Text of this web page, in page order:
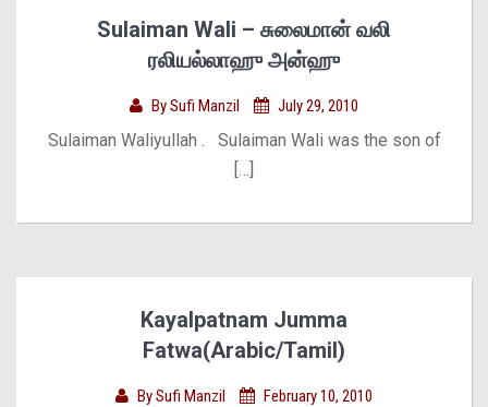
Sulaiman Wali – சுலைமான் வலி
ரலியல்லாஹு அன்ஹு
BySufi Manzil July 29, 2010
Sulaiman Waliyullah . Sulaiman Wali was the son of
[…]
Kayalpatnam Jumma
Fatwa(Arabic/Tamil)
BySufi Manzil February 10, 2010